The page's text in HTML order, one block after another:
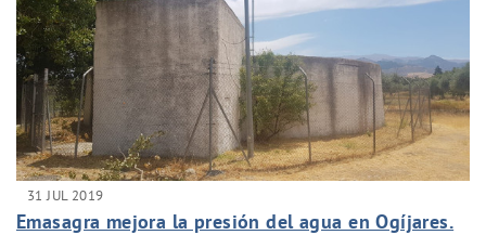
31 JUL 2019
Emasagra mejora la presión del agua en Ogíjares.